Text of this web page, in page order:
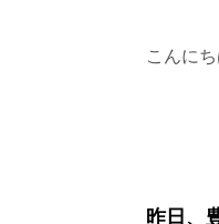
こんに
昨日、